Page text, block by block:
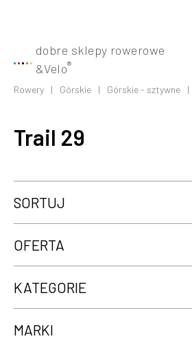
dobre sklepy rowerowe
&Velo®
Rowery Górskie Górskie - sztywne
Trail 29
SORTUJ
OFERTA
KATEGORIE
MARKI